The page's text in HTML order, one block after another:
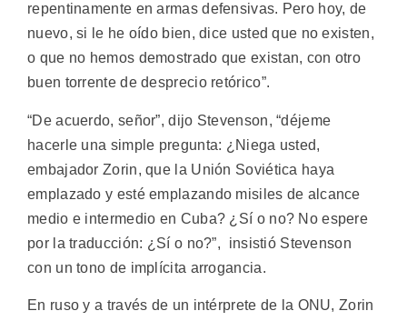
repentinamente en armas defensivas. Pero hoy, de
nuevo, si le he oído bien, dice usted que no existen,
o que no hemos demostrado que existan, con otro
buen torrente de desprecio retórico”.
“De acuerdo, señor”, dijo Stevenson, “déjeme
hacerle una simple pregunta: ¿Niega usted,
embajador Zorin, que la Unión Soviética haya
emplazado y esté emplazando misiles de alcance
medio e intermedio en Cuba? ¿Sí o no? No espere
por la traducción: ¿Sí o no?”, insistió Stevenson
con un tono de implícita arrogancia.
En ruso y a través de un intérprete de la ONU, Zorin